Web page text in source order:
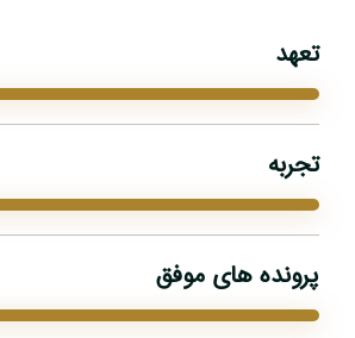
تعهد
تجربه
پرونده های موفق